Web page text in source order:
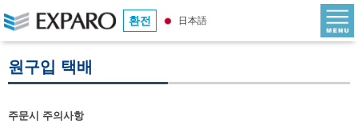
환전 日本語
원구입 택배
주문시 주의사항